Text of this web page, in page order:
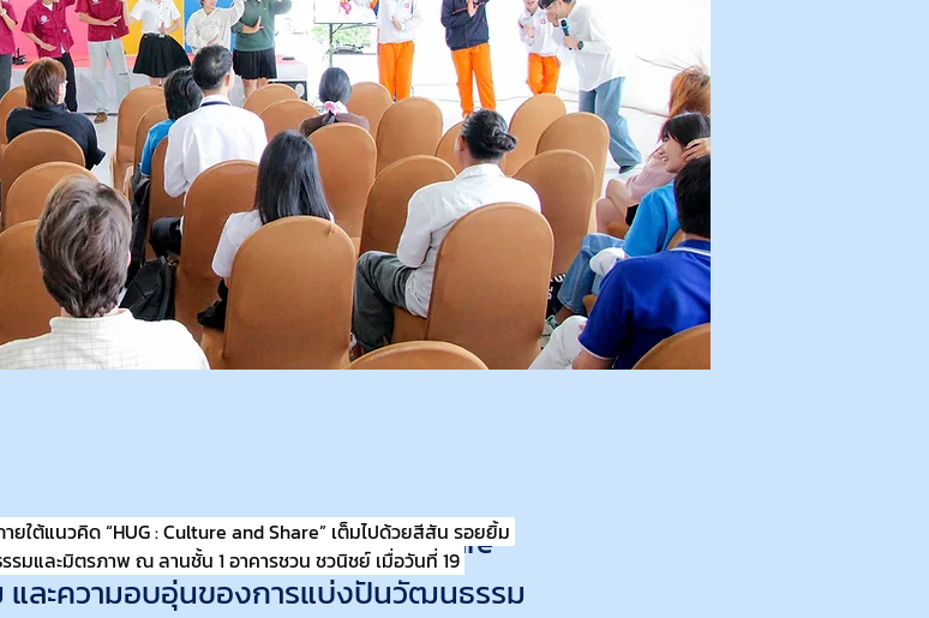
ใต้แนวคิด “HUG : Culture and Share”
ละความอบอุ่นของการแบ่งปันวัฒนธรรม
ยใต้แนวคิด “HUG : Culture and Share” เต็มไปด้วยสีสัน รอยยิ้ม
มและมิตรภาพ ณ ลานชั้น 1 อาคารชวน ชวนิชย์ เมื่อวันที่ 19